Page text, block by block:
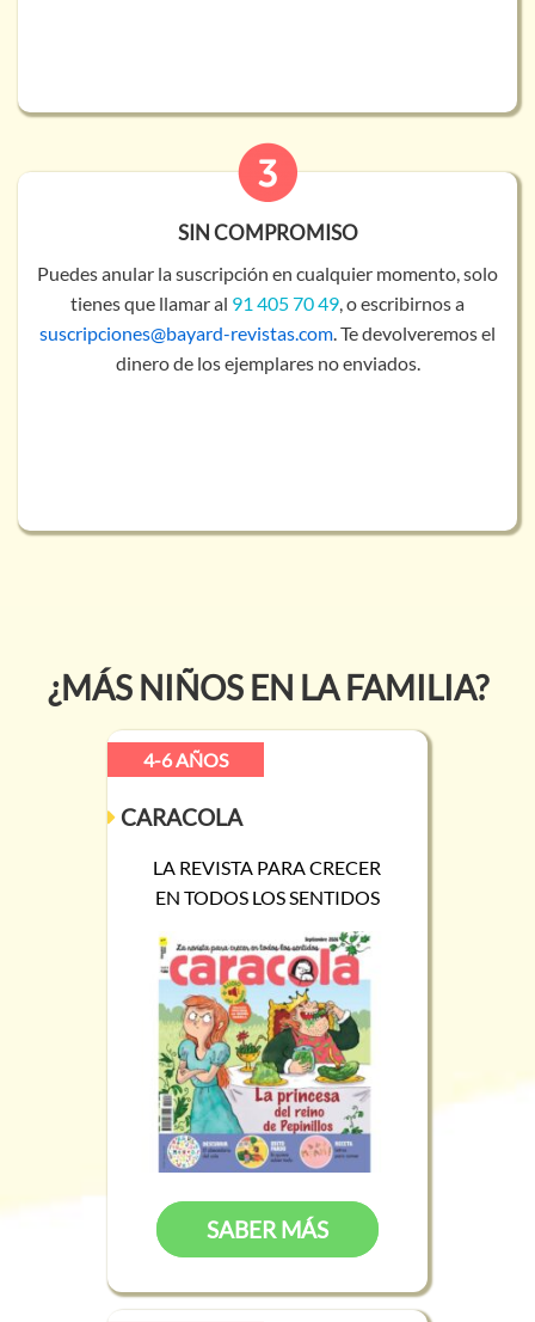
SIN COMPROMISO
Puedes anular la suscripción en cualquier momento, solo
tienes que llamar al 91 405 70 49, o escribirnos a
suscripciones@bayard-revistas.com. Te devolveremos el
dinero de los ejemplares no enviados.
¿MÁS NIÑOS EN LA FAMILIA?
4-6 AÑOS
CARACOLA
LA REVISTA PARA CRECER
EN TODOS LOS SENTIDOS
SABER MÁS